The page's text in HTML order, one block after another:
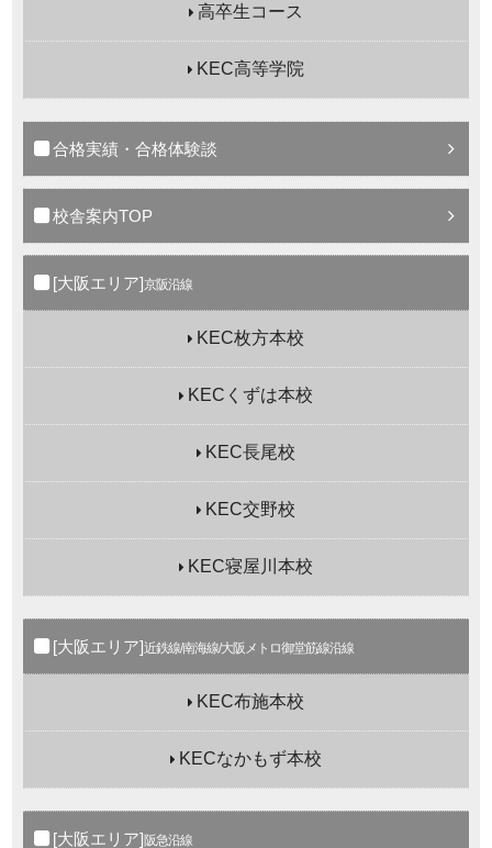
高卒生コース
KEC高等学院
合格実績・合格体験談
校舎案内TOP
[大阪エリア]京阪沿線
KEC枚方本校
KECくずは本校
KEC長尾校
KEC交野校
KEC寝屋川本校
[大阪エリア]近鉄線/南海線/大阪メトロ御堂筋線沿線
KEC布施本校
KECなかもず本校
[大阪エリア]阪急沿線